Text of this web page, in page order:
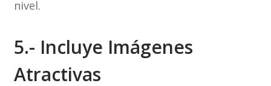
nivel.
5.- Incluye Imágenes
Atractivas